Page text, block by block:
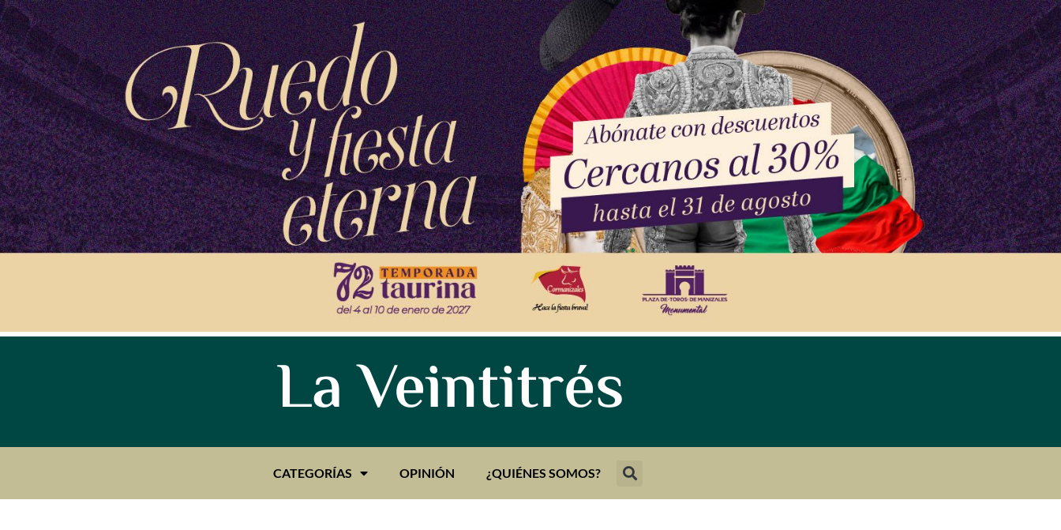
La Veintitrés
CATEGORÍAS OPINIÓN ¿QUIÉNES SOMOS?